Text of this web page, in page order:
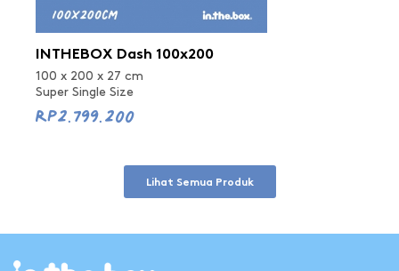
INTHEBOX Dash 100x200
100 x 200 x 27 cm
Super Single Size
Rp2.799.200
Lihat Semua Produk